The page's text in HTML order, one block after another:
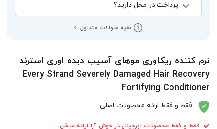
نرم کننده ریکاوری موهای آسیب دیده اوری استرند
Every Strand Severely Damaged Hair Recovery
Fortifying Conditioner
فقط و فقط ارائه محصولات اصلی
فقط و فقط محصولات اورجینال در خوش آرا ارائه میشن
پرداخت در محل دارید؟
بقیه سوالات متداول